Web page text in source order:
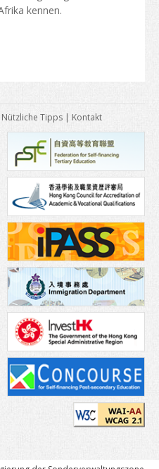
kennen.
Nützliche Tipps | Kontakt